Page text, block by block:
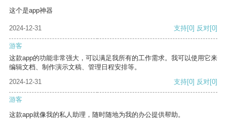
这个是app神器
2024-12-31 支持[0] 反对[0]
游客
这款app的功能非常强大，可以满足我所有的工作需求。我可以使用它来
编辑文档、制作演示文稿、管理日程安排等。
2024-12-31
支持[0] 反对[0]
游客
这款app就像我的私人助理，随时随地为我的办公提供帮助。